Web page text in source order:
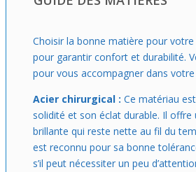
Choisir la bonne matière pour
pour garantir confort et durabilité.
pour vous accompagner dans votre
Acier chirurgical : Ce matériau
solidité et son éclat durable. Il
brillante qui reste nette au fil du
est reconnu pour sa bonne
s’il peut nécessiter un peu